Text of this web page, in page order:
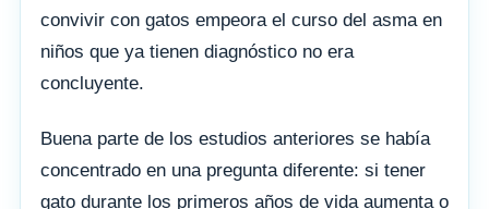
convivir con gatos empeora el curso del asma en
niños que ya tienen diagnóstico no era
concluyente.
Buena parte de los estudios anteriores se había
concentrado en una pregunta diferente: si tener
gato durante los primeros años de vida aumenta o